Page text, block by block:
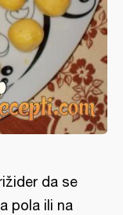
da se
pola ili na